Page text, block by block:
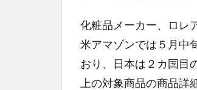
化粧品メーカー、ロレ
米アマゾンでは５月中
おり、日本は２カ国目
上の対象商品の商品